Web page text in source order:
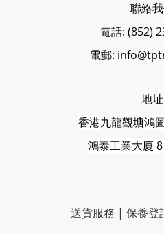
聯絡
電話: (852)
電郵:
地
香港九龍觀塘鴻
鴻泰工業大廈
送貨服務 | 保養登